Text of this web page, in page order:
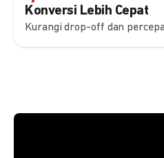
Konversi Lebih Cepat
Kurangi drop-off dan